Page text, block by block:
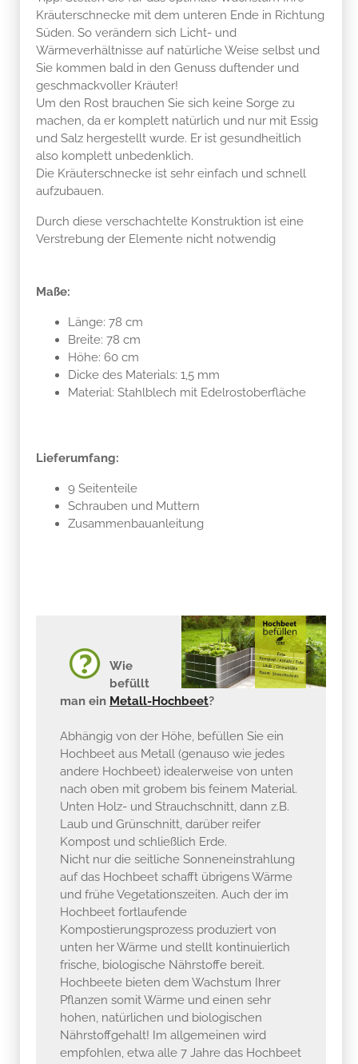
Wärmeverhältnisse auf natürliche Weise selbst und
Sie kommen bald in den Genuss duftender und
geschmackvoller Kräuter!
Um den Rost brauchen Sie sich keine Sorge zu
machen, da er komplett natürlich und nur mit Essig
und Salz hergestellt wurde. Er ist gesundheitlich
also komplett unbedenklich.
Die Kräuterschnecke ist sehr einfach und schnell
aufzubauen.
Durch diese verschachtelte Konstruktion ist eine
Höhe: 60 cm
Dicke des Materials: 1,5 mm
Material: Stahlblech mit Edelrostoberfläche
9 Seitenteile
Schrauben und Muttern
Zusammenbauanleitung
man ein Metall-Hochbeet?
Abhängig von der Höhe, befüllen Sie ein
andere Hochbeet) idealerweise von unten
nach oben mit grobem bis feinem Material.
Unten Holz- und Strauchschnitt, dann z.B.
Laub und Grünschnitt, darüber reifer
Kompost und schließlich Erde.
Nicht nur die seitliche Sonneneinstrahlung
auf das Hochbeet schafft übrigens Wärme
und frühe Vegetationszeiten. Auch der im
Hochbeet fortlaufende
Kompostierungsprozess produziert von
unten her Wärme und stellt kontinuierlich
frische, biologische Nährstoffe bereit.
Hochbeete bieten dem Wachstum Ihrer
Pflanzen somit Wärme und einen sehr
hohen, natürlichen und biologischen
Nährstoffgehalt! Im allgemeinen wird
empfohlen, etwa alle 7 Jahre das Hochbeet
neu aufzuschichten. Ein Hochbeet aus
Metall, vor allem aus Edelstahl oder